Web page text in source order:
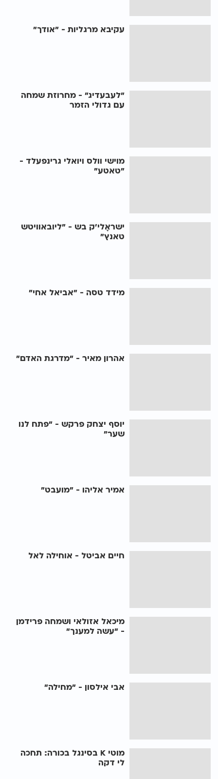
עקיבא מרגליות - "אודך"
"לעבעדיג" - מחרוזת שמחה
עם גדולי הזמר
מוישי וולס ויואלי גרינפעלד -
"טאטע"
ישראָלי’ק בש - "ליובאוויטש
טאנץ"
מידד טסה - "אביאל אחי"
אהרון מאיר - "מדרגת האדם"
יוסף יצחק פרקש - "פתח לנו
שער"
אמיר אליהו - "מועבט"
חיים אביטל - אוחילה לאל
מיכאל אזולאי ושמחה פרידמן
- "עשה למענך"
אבי אילסון - "מחילה"
מוטי K בסינגל בכורה: תחכה
לי דקה